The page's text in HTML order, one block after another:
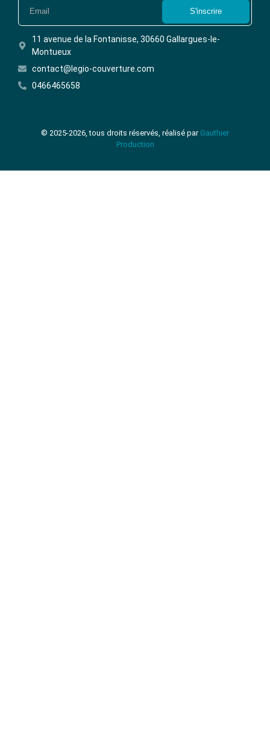
S'inscrire
11 avenue de la Fontanisse, 30660 Gallargues-le-
Montueux
contact@legio-couverture.com
0466465658
© 2025-2026, tous droits réservés, réalisé par Gauthier
Production